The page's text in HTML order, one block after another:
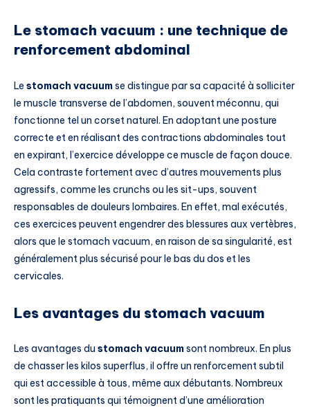
Le stomach vacuum : une technique de
renforcement abdominal
Le stomach vacuumse distingue par sa capacité à solliciter
le muscle transverse de l’abdomen, souvent méconnu, qui
fonctionne tel un corset naturel. En adoptant une posture
correcte et en réalisant des contractions abdominales tout
en expirant, l’exercice développe ce muscle de façon douce.
Cela contraste fortement avec d’autres mouvements plus
agressifs, comme les crunchs ou les sit-ups, souvent
responsables de douleurs lombaires. En effet, mal exécutés,
ces exercices peuvent engendrer des blessures aux vertèbres,
alors que le stomach vacuum, en raison de sa singularité, est
généralement plus sécurisé pour le bas du dos et les
cervicales.
Les avantages du stomach vacuum
Les avantages du stomach vacuumsont nombreux. En plus
de chasser les kilos superflus, il offre un renforcement subtil
qui est accessible à tous, même aux débutants. Nombreux
sont les pratiquants qui témoignent d’une amélioration